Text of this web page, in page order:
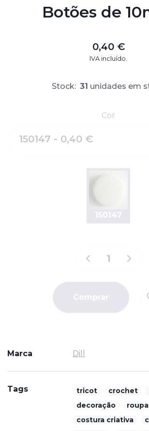
Botões de
0,40 €
IVA incluído.
Stock: 31 unidades em
Cor
150147 - 0,40 €
150147
Comprar
Marca Dill
Tags tricot crochet
decoração
roupa
costura criativa